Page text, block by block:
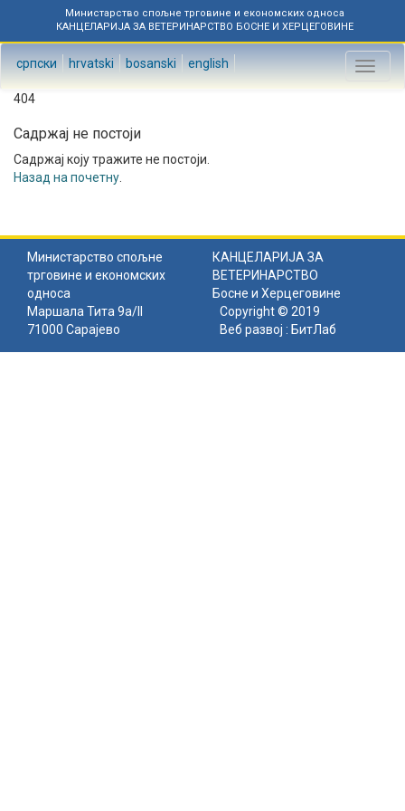
Министарство спољне трговине и економских односа
КАНЦЕЛАРИЈА ЗА ВЕТЕРИНАРСТВО БОСНЕ И ХЕРЦЕГОВИНЕ
српски hrvatski bosanski english
Toggle
404
Садржај не постоји
Садржај коју тражите не постоји.
Назад на почетну
Министарство спољне
трговине и економских
односа
КАНЦЕЛАРИЈА ЗА
ВЕТЕРИНАРСТВО
Босне и Херцеговине
Маршала Тита 9а/II
71000 Сарајево
Copyright © 2019
Веб развој : БитЛаб